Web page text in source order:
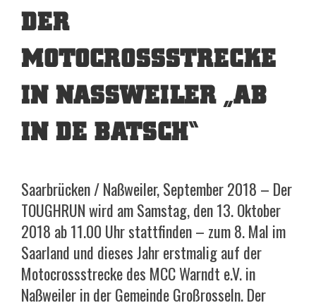
DER
MOTOCROSSSTRECKE
IN NASSWEILER „AB I
N DE BATSCH“
Saarbrücken / Naßweiler, September 2018 – Der
TOUGHRUN wird am Samstag, den 13. Oktober
2018 ab 11.00 Uhr stattfinden – zum 8. Mal im
Saarland und dieses Jahr erstmalig auf der
Motocrossstrecke des MCC Warndt e.V. in
Naßweiler in der Gemeinde Großrosseln. Der